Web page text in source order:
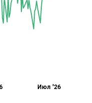
Июл '26